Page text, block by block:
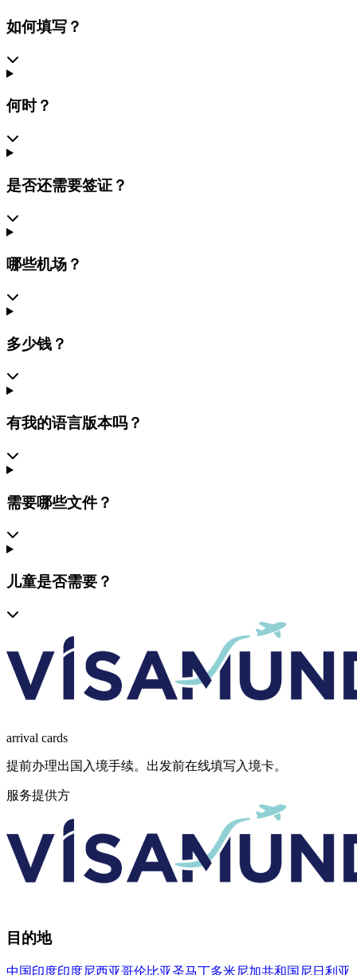
如何填写？
何时？
是否还需要签证？
哪些机场？
多少钱？
有我的语言版本吗？
需要哪些文件？
儿童是否需要？
arrival cards
提前办理出国入境手续。出发前在线填写入境卡。
服务提供方
目的地
中国印度印度尼西亚哥伦比亚圣马丁多米尼加共和国 尼日利亚